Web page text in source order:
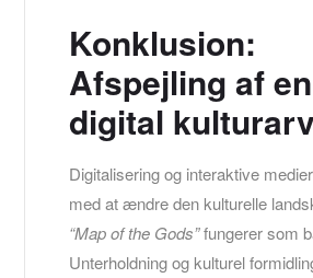
Konklusion:
Afspejling af
digital kulturarv
Digitalisering og interaktive
med at ændre den kulturelle
“Map of the Gods”fungerer som
Unterholdning og kulturel